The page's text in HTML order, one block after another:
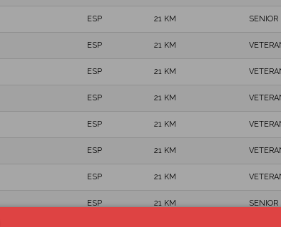
ESP 21 KM SENIOR
ESP 21 KM
ESP 21 KM
ESP 21 KM
ESP 21 KM
ESP 21 KM
ESP 21 KM
ESP 21 KM SENIOR